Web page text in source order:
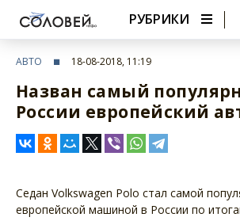
РУБРИКИ
АВТО 18-08-2018, 11:19
Назван самый
России европейский
Седан Volkswagen Polo стал самой
европейской машиной в России по